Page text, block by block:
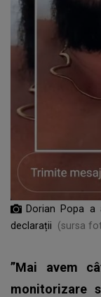
Dorian Popa a
declarații
(sursa
”Mai avem
monitorizare